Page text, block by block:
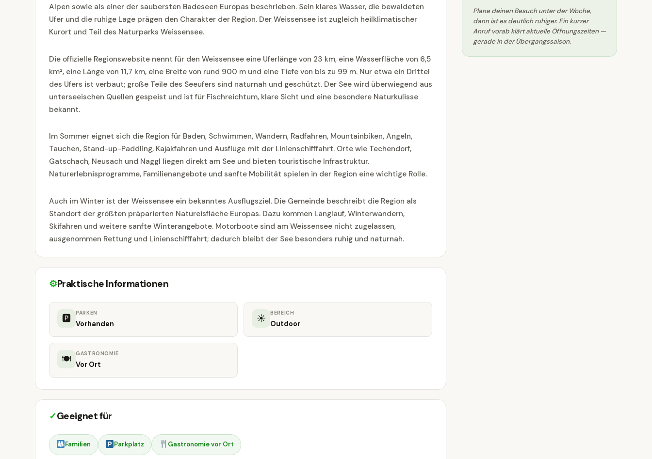
Alpen sowie als einer der saubersten Badeseen Europas beschrieben. Sein klares Wasser, die bewaldeten
Ufer und die ruhige Lage prägen den Charakter der Region. Der Weissensee ist zugleich heilklimatischer
Kurort und Teil des Naturparks Weissensee.
Die offizielle Regionswebsite nennt für den Weissensee eine Uferlänge von 23 km, eine Wasserfläche von 6,5
km², eine Länge von 11,7 km, eine Breite von rund 900 m und eine Tiefe von bis zu 99 m. Nur etwa ein Drittel
des Ufers ist verbaut; große Teile des Seeufers sind naturnah und geschützt. Der See wird überwiegend aus
unterseeischen Quellen gespeist und ist für Fischreichtum, klare Sicht und eine besondere Naturkulisse
bekannt.
Im Sommer eignet sich die Region für Baden, Schwimmen, Wandern, Radfahren, Mountainbiken, Angeln,
Tauchen, Stand-up-Paddling, Kajakfahren und Ausflüge mit der Linienschifffahrt. Orte wie Techendorf,
Gatschach, Neusach und Naggl liegen direkt am See und bieten touristische Infrastruktur.
Naturerlebnisprogramme, Familienangebote und sanfte Mobilität spielen in der Region eine wichtige Rolle.
Auch im Winter ist der Weissensee ein bekanntes Ausflugsziel. Die Gemeinde beschreibt die Region als
Standort der größten präparierten Natureisfläche Europas. Dazu kommen Langlauf, Winterwandern,
Skifahren und weitere sanfte Winterangebote. Motorboote sind am Weissensee nicht zugelassen,
ausgenommen Rettung und Linienschifffahrt; dadurch bleibt der See besonders ruhig und naturnah.
⚙Praktische Informationen
🅿 PARKEN
Vorhanden ☀ BEREICH
Outdoor
🍽 GASTRONOMIE
Vor Ort
✓Geeignet für
Familien Parkplatz Gastronomie vor Ort
Plane deinen Besuch unter der Woche,
dann ist es deutlich ruhiger. Ein kurzer
Anruf vorab klärt aktuelle Öffnungszeiten —
gerade in der Übergangssaison.